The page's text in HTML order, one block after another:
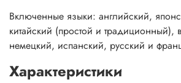
Включенные языки: английский,
китайский (простой и традиционный),
немецкий, испанский, русский и
Характеристики